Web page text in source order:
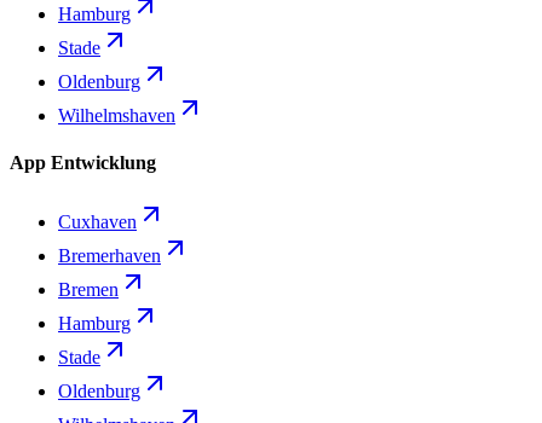
Hamburg
Stade
Oldenburg
Wilhelmshaven
App Entwicklung
Cuxhaven
Bremerhaven
Bremen
Hamburg
Stade
Oldenburg